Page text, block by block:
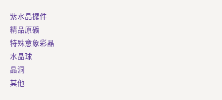
紫水晶擺件
精品原礦
特殊意象彩晶
水晶球
晶洞
其他